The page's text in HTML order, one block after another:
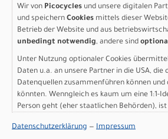
sweep 8°, mini Rise, 760mm
Griffe: Syncros Performance XC
Remote System: SCOTT TwinLoc 2
Suspension & Dropper Remote, 3
Sattel: Syncros Tofino 1.5 Regular,
Sattelstütze: Syncros Duncan
Adjust, 31.6mm, S size 140mm, M size
180mm, XL size 210mm
Motor: TQ HPR60 Mid Motor drive
25kmh, US: 20mph
Wir von Picocycles und unsere digitalen
und speichern Cookies mittels dieser
Betrieb der Website und aus
unbedingt notwendig, andere sind
Unter Nutzung optionaler Cookies
Daten u.a. an unsere Partner in die USA,
Datenquellen zusammenführen können und
könnten. Wenngleich es kaum um eine 1:1-
Person geht (eher staatlichen Behörden), ist
sind wie bei uns in der Europäischen Union.
Datenschutzerklärung — Impressum